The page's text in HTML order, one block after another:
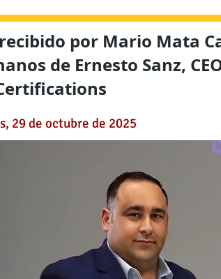
por Mario Mata
de Ernesto Sanz,
29 de octubre de 2025